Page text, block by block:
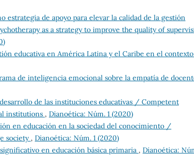
estrategia de apoyo para elevar la calidad de la gestión
as a strategy to improve the quality of
educativa en América Latina y el Caribe en el
de inteligencia emocional sobre la empatía de
de las instituciones educativas / Competent
institutions , Dianoética: Núm. 1 (2020)
en educación en la sociedad del conocimiento /
society , Dianoética: Núm. 1 (2020)
en educación básica primaria , Dianoética: